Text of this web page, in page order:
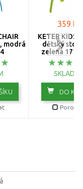
modrá
359 Kč
KETER KIDS
dětský
zelená
DO